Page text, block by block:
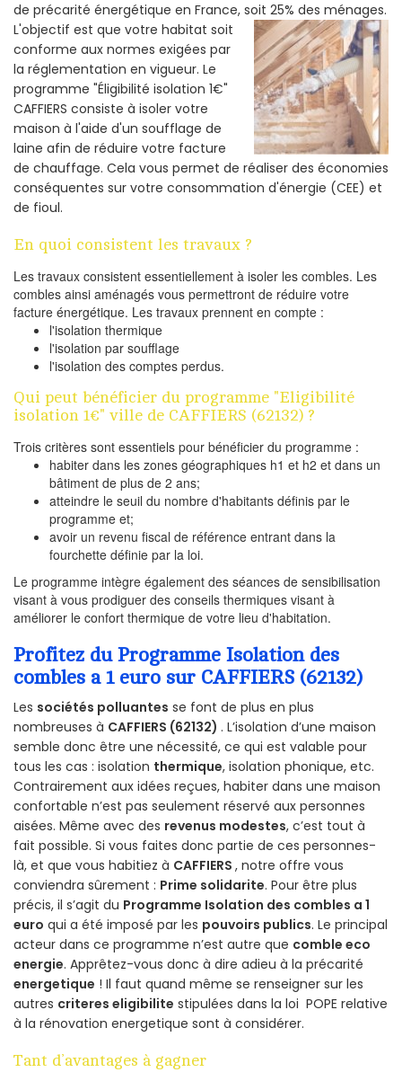
de précarité énergétique en France, soit 25% des ménages.
L'objectif est que votre habitat soit
conforme aux normes exigées par
la réglementation en vigueur. Le
programme "Éligibilité isolation 1€"
CAFFIERS consiste à isoler votre
maison à l'aide d'un soufflage de
laine afin de réduire votre facture
de chauffage. Cela vous permet de réaliser des économies
conséquentes sur votre consommation d'énergie (CEE) et
de fioul.
En quoi consistent les travaux ?
Les travaux consistent essentiellement à isoler les combles. Les
combles ainsi aménagés vous permettront de réduire votre
facture énergétique. Les travaux prennent en compte :
l'isolation thermique
l'isolation par soufflage
l'isolation des comptes perdus.
Qui peut bénéficier du programme "Eligibilité
isolation 1€" ville de CAFFIERS (62132) ?
Trois critères sont essentiels pour bénéficier du programme :
habiter dans les zones géographiques h1 et h2 et dans un
bâtiment de plus de 2 ans;
atteindre le seuil du nombre d'habitants définis par le
programme et;
avoir un revenu fiscal de référence entrant dans la
fourchette définie par la loi.
Le programme intègre également des séances de sensibilisation
visant à vous prodiguer des conseils thermiques visant à
améliorer le confort thermique de votre lieu d'habitation.
Profitez du Programme Isolation des
combles a 1 euro sur CAFFIERS (62132)
Les sociétés polluantes se font de plus en plus
nombreuses à CAFFIERS (62132) . L’isolation d’une maison
semble donc être une nécessité, ce qui est valable pour
tous les cas : isolation thermique, isolation phonique, etc.
Contrairement aux idées reçues, habiter dans une maison
confortable n’est pas seulement réservé aux personnes
aisées. Même avec des revenus modestes, c’est tout à
fait possible. Si vous faites donc partie de ces personnes-
là, et que vous habitiez à CAFFIERS , notre offre vous
conviendra sûrement : Prime solidarite. Pour être plus
précis, il s’agit du Programme Isolation des combles a 1
euro qui a été imposé par les pouvoirs publics. Le principal
acteur dans ce programme n’est autre que comble eco
energie. Apprêtez-vous donc à dire adieu à la précarité
energetique ! Il faut quand même se renseigner sur les
autres criteres eligibilite stipulées dans la loi POPE relative
à la rénovation energetique sont à considérer.
Tant d’avantages à gagner